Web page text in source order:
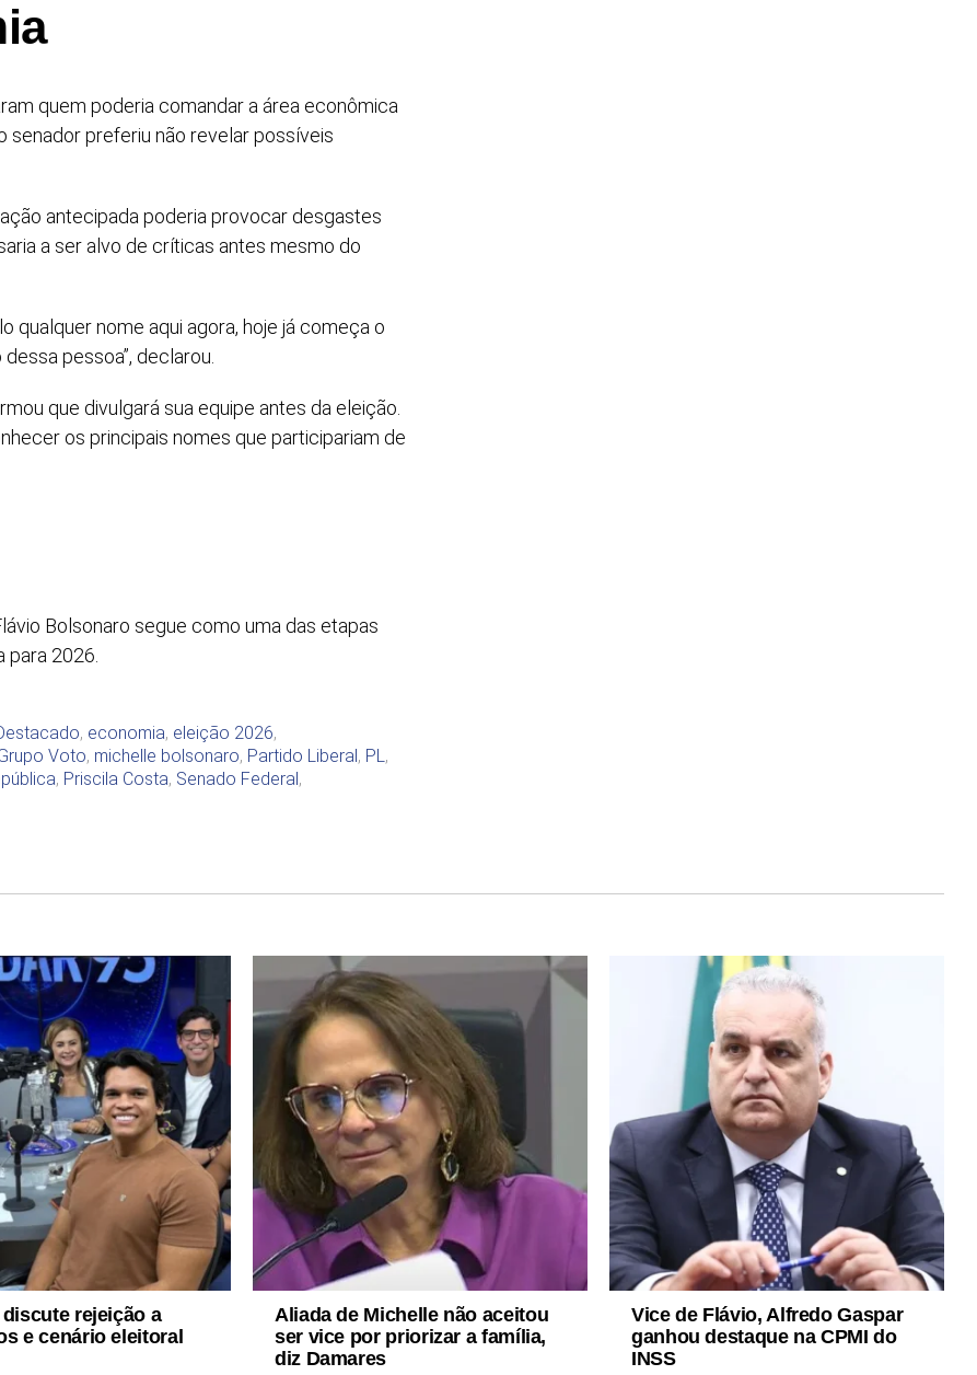
quem poderia comandar a área econômica
senador preferiu não revelar possíveis
antecipada poderia provocar desgastes
a ser alvo de críticas antes mesmo do
qualquer nome aqui agora, hoje já começa o
pessoa”, declarou.
que divulgará sua equipe antes da eleição.
os principais nomes que participariam de
Bolsonaro segue como uma das etapas
2026.
, economia, eleição 2026,
Voto, michelle bolsonaro, Partido Liberal, PL ,
, Priscila Costa, Senado Federal,
discute rejeição a
e cenário eleitoral
Aliada de Michelle não aceitou
ser vice por priorizar a família,
diz Damares
Vice de Flávio, Alfredo Gaspar
ganhou destaque na CPMI do
INSS